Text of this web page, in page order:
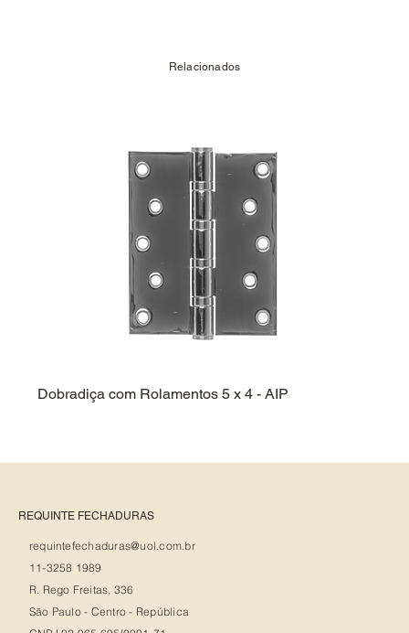
Relacionados
Dobradiça com Rolamentos 5 x 4 - AIP
REQUINTE FECHADURAS
requintefechaduras@uol.com.br
11-3258 1989
R. Rego Freitas, 336
São Paulo - Centro - República